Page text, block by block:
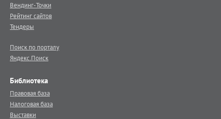
Вендинг-Точки
Рейтинг сайтов
Тендеры
Поиск по порталу
Яндекс.Поиск
Библиотека
Правовая база
Налоговая база
Выставки